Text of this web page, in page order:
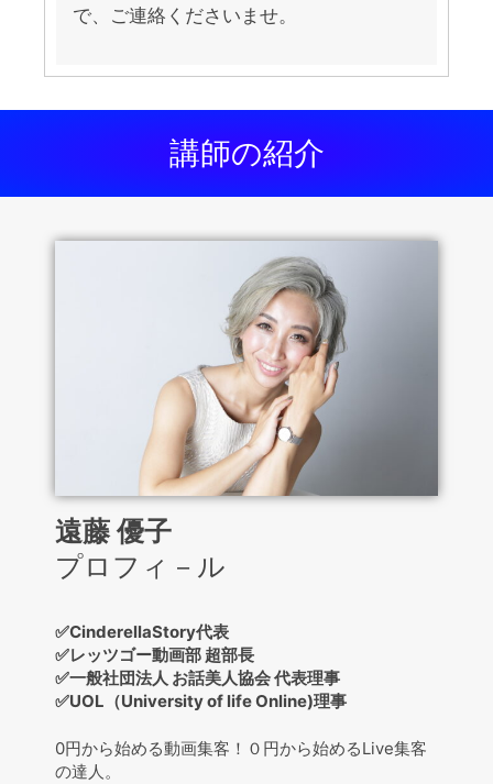
で、ご連絡くださいませ。
講師の紹介
遠藤 優子
プロフィ－ル
✅CinderellaStory代表
✅レッツゴー動画部 超部長
✅一般社団法人 お話美人協会 代表理事
✅UOL（University of life Online)理事
0円から始める動画集客！０円から始めるLive集客
の達人。